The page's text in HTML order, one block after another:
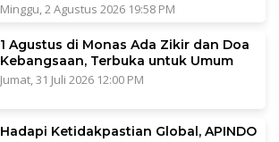
Minggu, 2 Agustus 2026 19:58 PM
1 Agustus di Monas Ada Zikir dan Doa
Kebangsaan, Terbuka untuk Umum
Jumat, 31 Juli 2026 12:00 PM
Hadapi Ketidakpastian Global, APINDO